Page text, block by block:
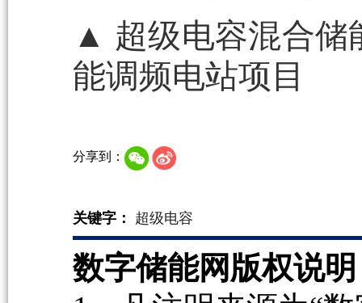
▲ 超级电容混合储
能调频电站项目
分享到：
关键字： 超级电容
数字储能网版权说